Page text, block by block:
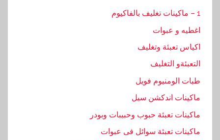
1 – ماكينات تغليف بالفاكيوم
اغطيه و عبوات
اكياس تعبئة وتغليف
التعبئةو التغليف
طبات الومنيوم فويل
ماكينات اندكشن سيل
ماكينات تعبئة حبوب وحبيبات وبودر
ماكينات تعبئة سوائل فى عبوات